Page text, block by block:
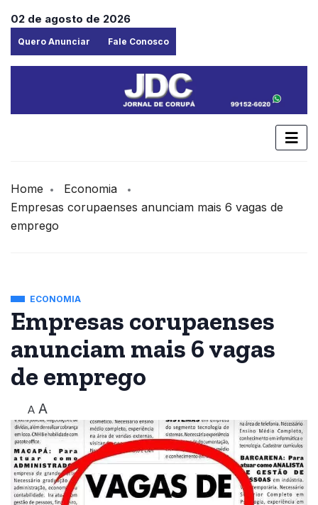
02 de agosto de 2026
Quero Anunciar Fale Conosco
Home
Economia
Empresas corupaenses anunciam mais 6 vagas de
emprego
ECONOMIA
Empresas corupaenses
anunciam mais 6 vagas
de emprego
A A